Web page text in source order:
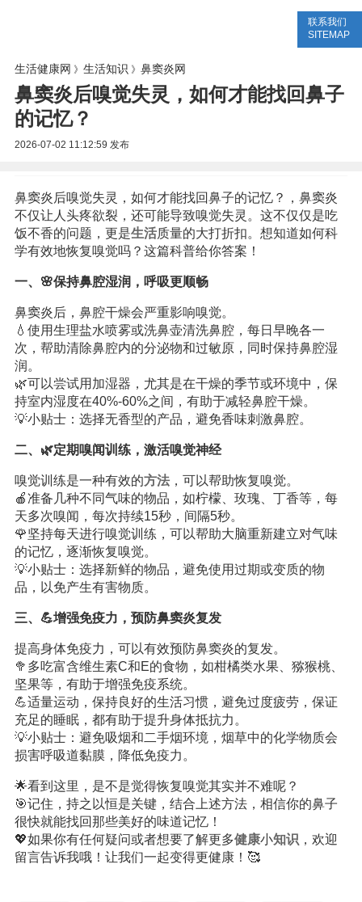
联系我们
SITEMAP
生活健康网 》 生活知识 》 鼻窦炎网
鼻窦炎后嗅觉失灵，如何才能找回鼻子
的记忆？
2026-07-02 11:12:59 发布
鼻窦炎后嗅觉失灵，如何才能找回鼻子的记忆？，鼻窦炎
不仅让人头疼欲裂，还可能导致嗅觉失灵。这不仅仅是吃
饭不香的问题，更是生活质量的大打折扣。想知道如何科
学有效地恢复嗅觉吗？这篇科普给你答案！
一、🌸保持鼻腔湿润，呼吸更顺畅
鼻窦炎后，鼻腔干燥会严重影响嗅觉。
💧使用生理盐水喷雾或洗鼻壶清洗鼻腔，每日早晚各一
次，帮助清除鼻腔内的分泌物和过敏原，同时保持鼻腔湿
润。
🌿可以尝试用加湿器，尤其是在干燥的季节或环境中，保
持室内湿度在40%-60%之间，有助于减轻鼻腔干燥。
💡小贴士：选择无香型的产品，避免香味刺激鼻腔。
二、🌿定期嗅闻训练，激活嗅觉神经
嗅觉训练是一种有效的方法，可以帮助恢复嗅觉。
🍎准备几种不同气味的物品，如柠檬、玫瑰、丁香等，每
天多次嗅闻，每次持续15秒，间隔5秒。
🌹坚持每天进行嗅觉训练，可以帮助大脑重新建立对气味
的记忆，逐渐恢复嗅觉。
💡小贴士：选择新鲜的物品，避免使用过期或变质的物
品，以免产生有害物质。
三、💪增强免疫力，预防鼻窦炎复发
提高身体免疫力，可以有效预防鼻窦炎的复发。
🥦多吃富含维生素C和E的食物，如柑橘类水果、猕猴桃、
坚果等，有助于增强免疫系统。
💪适量运动，保持良好的生活习惯，避免过度疲劳，保证
充足的睡眠，都有助于提升身体抵抗力。
💡小贴士：避免吸烟和二手烟环境，烟草中的化学物质会
损害呼吸道黏膜，降低免疫力。
🌟看到这里，是不是觉得恢复嗅觉其实并不难呢？
🎯记住，持之以恒是关键，结合上述方法，相信你的鼻子
很快就能找回那些美好的味道记忆！
💖如果你有任何疑问或者想要了解更多健康小知识 ，欢迎
留言告诉我哦！让我们一起变得更健康！🥰